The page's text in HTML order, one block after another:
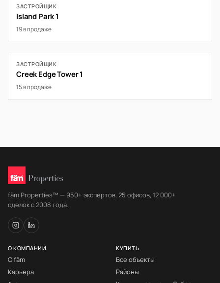
ЗАСТРОЙЩИК
Island Park 1
19 в продаже
ЗАСТРОЙЩИК
Creek Edge Tower 1
15 в продаже
fäm Properties™ — 950+ экспертов, 25 офисов, 12 000+
сделок с 2008 года.
О КОМПАНИИ
О fäm
Карьера
КУПИТЬ
Все объекты
Районы